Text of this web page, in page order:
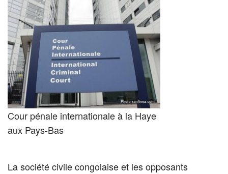
Cour pénale internationale à la Haye
aux Pays-Bas
La société civile congolaise et les opposants